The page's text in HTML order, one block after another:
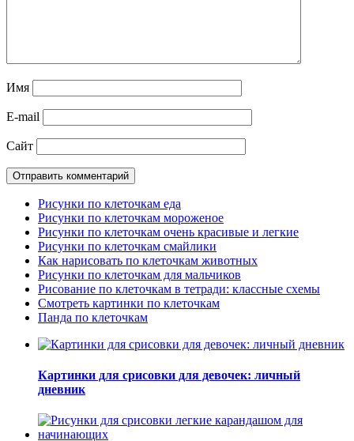
Имя
E-mail
Сайт
Рисунки по клеточкам еда
Рисунки по клеточкам мороженое
Рисунки по клеточкам очень красивые и легкие
Рисунки по клеточкам смайлики
Как нарисовать по клеточкам животных
Рисунки по клеточкам для мальчиков
Рисование по клеточкам в тетради: классные схемы
Смотреть картинки по клеточкам
Панда по клеточкам
Картинки для срисовки для девочек: личный
дневник